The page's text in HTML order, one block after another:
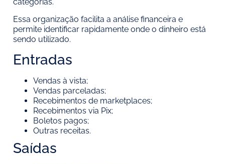
categorias.
Essa organização facilita a análise financeira e
permite identificar rapidamente onde o dinheiro está
sendo utilizado.
Entradas
Vendas à vista;
Vendas parceladas;
Recebimentos de marketplaces;
Recebimentos via Pix;
Boletos pagos;
Outras receitas.
Saídas